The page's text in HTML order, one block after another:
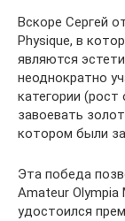
Вскоре Сергей
Physiquе, в
являются
неоднократно
категории (рост
завоевать
котором были
Эта победа
Amateur
удостоился